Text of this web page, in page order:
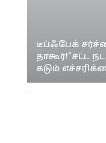
டீப்ஃபேக்
தாகூர்!"சட்ட
கடும்